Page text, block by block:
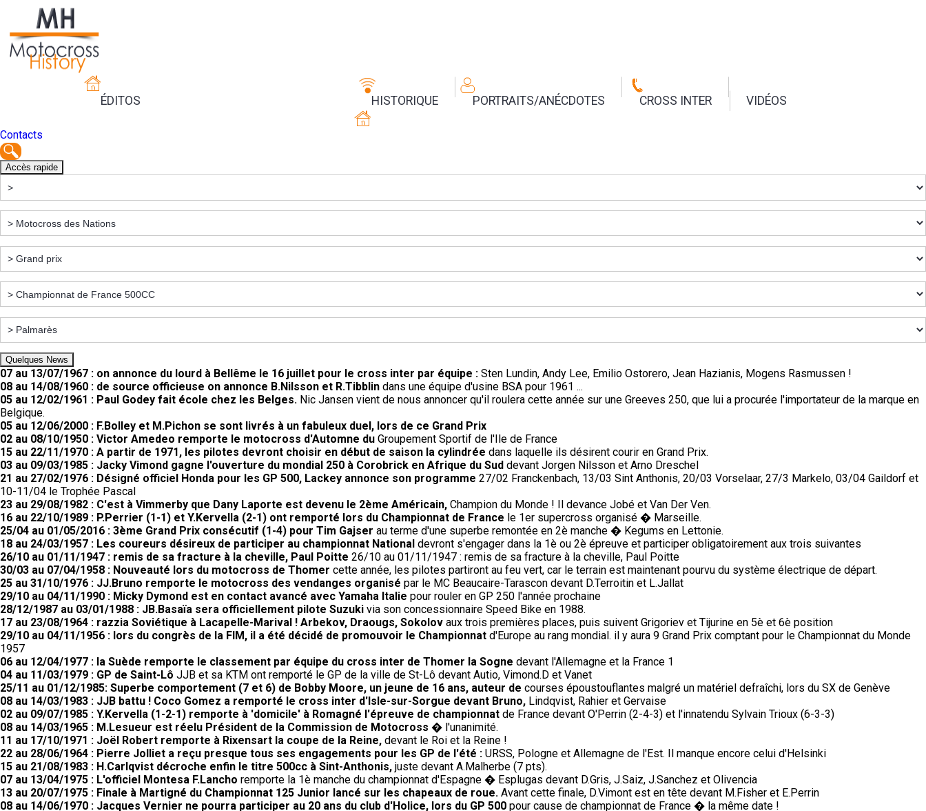
ÉDITOS HISTORIQUE PORTRAITS/ANÉCDOTES CROSS INTER VIDÉOS
Contacts
Accès rapide
Quelques News
07 au 13/07/1967 : on annonce du lourd à Bellême le 16 juillet pour le cross inter par équipe : Sten Lundin, Andy Lee, Emilio Ostorero, Jean Hazianis, Mogens Rasmussen !
08 au 14/08/1960 : de source officieuse on annonce B.Nilsson et R.Tibblin dans une équipe d'usine BSA pour 1961 ...
05 au 12/02/1961 : Paul Godey fait école chez les Belges. Nic Jansen vient de nous annoncer qu'il roulera cette année sur une Greeves 250, que lui a procurée l'importateur de la marque en
Belgique.
05 au 12/06/2000 : F.Bolley et M.Pichon se sont livrés à un fabuleux duel, lors de ce Grand Prix
02 au 08/10/1950 : Victor Amedeo remporte le motocross d'Automne du Groupement Sportif de l'Ile de France
15 au 22/11/1970 : A partir de 1971, les pilotes devront choisir en début de saison la cylindrée dans laquelle ils désirent courir en Grand Prix.
03 au 09/03/1985 : Jacky Vimond gagne l'ouverture du mondial 250 à Corobrick en Afrique du Sud devant Jorgen Nilsson et Arno Dreschel
21 au 27/02/1976 : Désigné officiel Honda pour les GP 500, Lackey annonce son programme 27/02 Franckenbach, 13/03 Sint Anthonis, 20/03 Vorselaar, 27/3 Markelo, 03/04 Gaildorf et
10-11/04 le Trophée Pascal
23 au 29/08/1982 : C'est à Vimmerby que Dany Laporte est devenu le 2ème Américain, Champion du Monde ! Il devance Jobé et Van Der Ven.
16 au 22/10/1989 : P.Perrier (1-1) et Y.Kervella (2-1) ont remporté lors du Championnat de France le 1er supercross organisé � Marseille.
25/04 au 01/05/2016 : 3ème Grand Prix consécutif (1-4) pour Tim Gajser au terme d'une superbe remontée en 2è manche � Kegums en Lettonie.
18 au 24/03/1957 : Les coureurs désireux de participer au championnat National devront s'engager dans la 1è ou 2è épreuve et participer obligatoirement aux trois suivantes
26/10 au 01/11/1947 : remis de sa fracture à la cheville, Paul Poitte 26/10 au 01/11/1947 : remis de sa fracture à la cheville, Paul Poitte
30/03 au 07/04/1958 : Nouveauté lors du motocross de Thomer cette année, les pilotes partiront au feu vert, car le terrain est maintenant pourvu du système électrique de départ.
25 au 31/10/1976 : JJ.Bruno remporte le motocross des vendanges organisé par le MC Beaucaire-Tarascon devant D.Terroitin et L.Jallat
29/10 au 04/11/1990 : Micky Dymond est en contact avancé avec Yamaha Italie pour rouler en GP 250 l'année prochaine
28/12/1987 au 03/01/1988 : JB.Basaïa sera officiellement pilote Suzuki via son concessionnaire Speed Bike en 1988.
17 au 23/08/1964 : razzia Soviétique à Lacapelle-Marival ! Arbekov, Draougs, Sokolov aux trois premières places, puis suivent Grigoriev et Tijurine en 5è et 6è position
29/10 au 04/11/1956 : lors du congrès de la FIM, il a été décidé de promouvoir le Championnat d'Europe au rang mondial. il y aura 9 Grand Prix comptant pour le Championnat du Monde
1957
06 au 12/04/1977 : la Suède remporte le classement par équipe du cross inter de Thomer la Sogne devant l'Allemagne et la France 1
04 au 11/03/1979 : GP de Saint-Lô JJB et sa KTM ont remporté le GP de la ville de St-Lô devant Autio, Vimond.D et Vanet
25/11 au 01/12/1985: Superbe comportement (7 et 6) de Bobby Moore, un jeune de 16 ans, auteur de courses époustouflantes malgré un matériel defraîchi, lors du SX de Genève
08 au 14/03/1983 : JJB battu ! Coco Gomez a remporté le cross inter d'Isle-sur-Sorgue devant Bruno, Lindqvist, Rahier et Gervaise
02 au 09/07/1985 : Y.Kervella (1-2-1) remporte à 'domicile' à Romagné l'épreuve de championnat de France devant O'Perrin (2-4-3) et l'innatendu Sylvain Trioux (6-3-3)
08 au 14/03/1965 : M.Lesueur est réelu Président de la Commission de Motocross � l'unanimité.
11 au 17/10/1971 : Joël Robert remporte à Rixensart la coupe de la Reine, devant le Roi et la Reine !
22 au 28/06/1964 : Pierre Jolliet a reçu presque tous ses engagements pour les GP de l'été : URSS, Pologne et Allemagne de l'Est. Il manque encore celui d'Helsinki
15 au 21/08/1983 : H.Carlqvist décroche enfin le titre 500cc à Sint-Anthonis, juste devant A.Malherbe (7 pts).
07 au 13/04/1975 : L'officiel Montesa F.Lancho remporte la 1è manche du championnat d'Espagne � Esplugas devant D.Gris, J.Saiz, J.Sanchez et Olivencia
13 au 20/07/1975 : Finale à Martigné du Championnat 125 Junior lancé sur les chapeaux de roue. Avant cette finale, D.Vimont est en tête devant M.Fisher et E.Perrin
08 au 14/06/1970 : Jacques Vernier ne pourra participer au 20 ans du club d'Holice, lors du GP 500 pour cause de championnat de France � la même date !